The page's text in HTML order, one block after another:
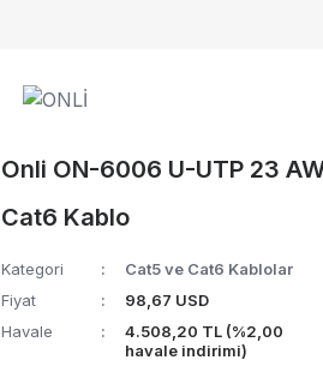
Onli ON-6006 U-UTP 23
Cat6 Kablo
Kategori Cat5 ve Cat6 Kablolar
Fiyat
98,67 USD
Havale
4.508,20 TL (%2,00
havale indirimi)